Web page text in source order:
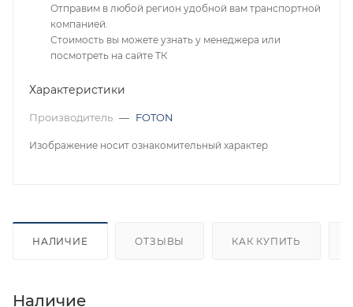
Отправим в любой регион удобной вам транспортной
компанией.
Стоимость вы можете узнать у менеджера или
посмотреть на сайте ТК
Характеристики
Производитель — FOTON
Изображение носит ознакомительный характер
НАЛИЧИЕ ОТЗЫВЫ КАК КУПИТЬ
Наличие